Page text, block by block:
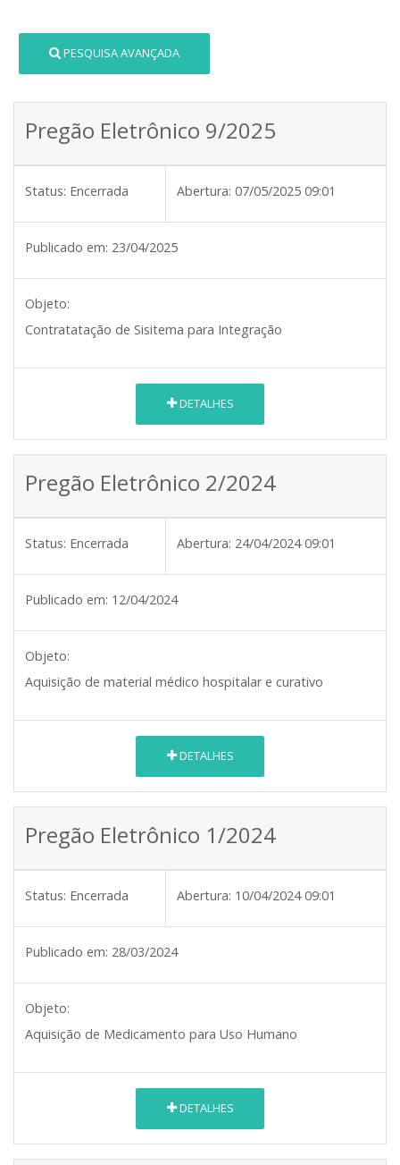
PESQUISA AVANÇADA
Pregão Eletrônico 9/2025
Status: Encerrada Abertura: 07/05/2025 09:01
Publicado em: 23/04/2025
Objeto:
Contratatação de Sisitema para Integração
DETALHES
Pregão Eletrônico 2/2024
Status: Encerrada Abertura: 24/04/2024 09:01
Publicado em: 12/04/2024
Objeto:
Aquisição de material médico hospitalar e curativo
DETALHES
Pregão Eletrônico 1/2024
Status: Encerrada Abertura: 10/04/2024 09:01
Publicado em: 28/03/2024
Objeto:
Aquisição de Medicamento para Uso Humano
DETALHES